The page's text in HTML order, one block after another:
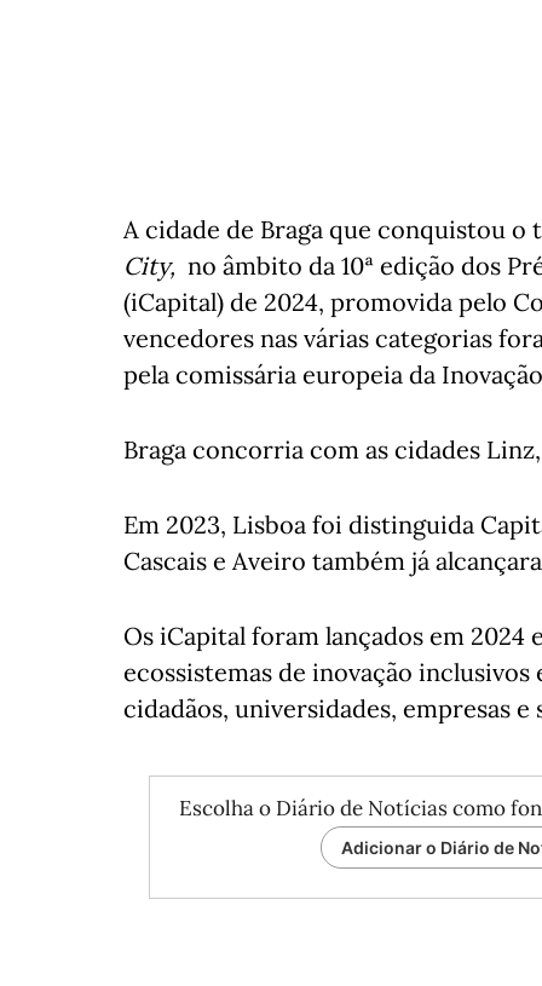
A cidade de Braga que conquistou o
City, no âmbito da 10ª edição dos
(iCapital) de 2024, promovida pelo
vencedores nas várias categorias
pela comissária europeia da
Braga concorria com as cidades
Em 2023, Lisboa foi distinguida
Cascais e Aveiro também já
Os iCapital foram lançados em
ecossistemas de inovação
cidadãos, universidades, empresas
Escolha o Diário de Notícias como
Adicionar o Diário de